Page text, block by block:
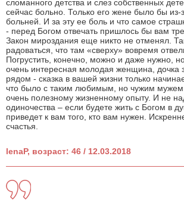
сломанного детства и слез собственных
сейчас больно. Только его жене было бы
больней. И за эту ее боль и что самое
- перед Богом отвечать пришлось бы вам
Закон мироздания еще никто не отменял.
радоваться, что там «сверху» вовремя
Погрустить, конечно, можно и даже нужно,
очень интересная молодая женщина, дочка
рядом - сказка в вашей жизни только
что было с таким любимым, но чужим мужем
очень полезному жизненному опыту. И не
одиночества – если будете жить с Богом в
приведет к вам того, кто вам нужен.
счастья.
lenaP, возраст: 46 / 12.03.2018